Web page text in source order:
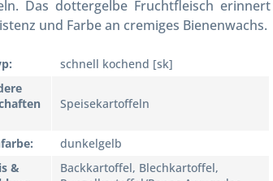
Das dottergelbe Fruchtfleisch erinnert
und Farbe an cremiges Bienenwachs.
schnell kochend [sk]
Speisekartoffeln
dunkelgelb
&
Backkartoffel, Blechkartoffel,